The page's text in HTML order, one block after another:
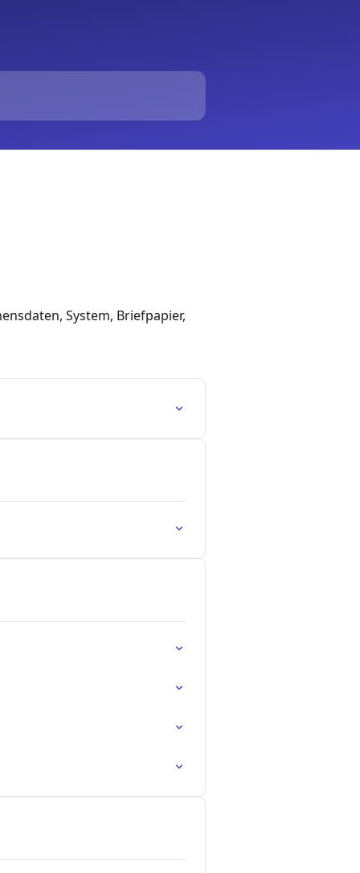
System, Briefpapier,